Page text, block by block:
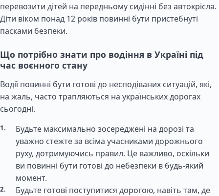
перевозити дітей на передньому сидінні без автокрісла.
Діти віком понад 12 років повинні бути пристебнуті
пасками безпеки.
Що потрібно знати про водіння в Україні під
час воєнного стану
Водії повинні бути готові до несподіваних ситуацій, які,
на жаль, часто трапляються на українських дорогах
сьогодні.
Будьте максимально зосереджені на дорозі та
уважно стежте за всіма учасниками дорожнього
руху, дотримуючись правил. Це важливо, оскільки
ви повинні бути готові до небезпеки в будь-який
момент.
Будьте готові поступитися дорогою, навіть там, де